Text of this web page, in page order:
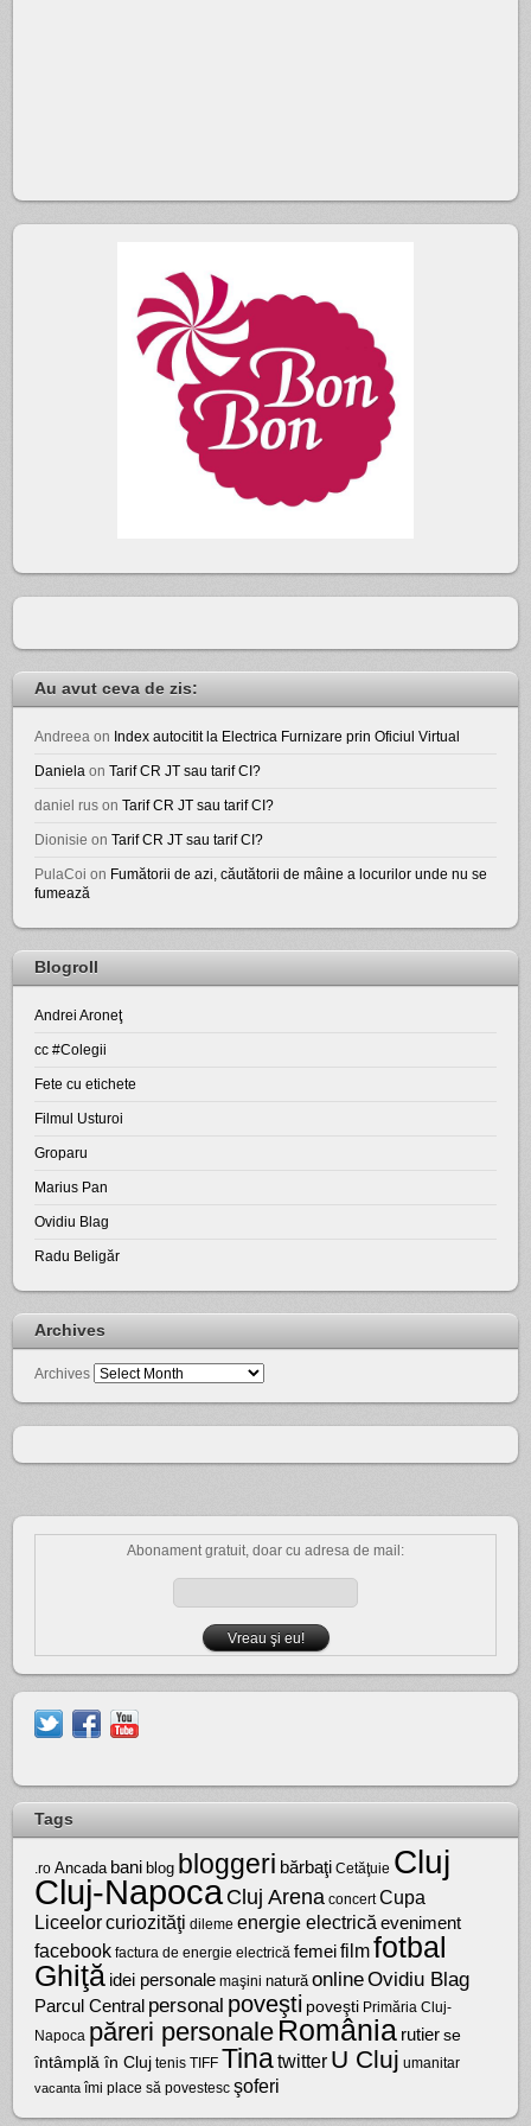
Au avut ceva de zis:
Andreea on Index autocitit la Electrica Furnizare prin Oficiul Virtual
Daniela onTarif CR JT sau tarif CI?
daniel rus onTarif CR JT sau tarif CI?
Dionisie onTarif CR JT sau tarif CI?
PulaCoi on Fumătorii de azi, căutătorii de mâine a locurilor unde nu se
fumează
Blogroll
Andrei Aroneţ
cc #Colegii
Fete cu etichete
Filmul Usturoi
Groparu
Marius Pan
Ovidiu Blag
Radu Beligăr
Archives
Archives
Abonament gratuit, doar cu adresa de mail:
Tags
.ro Ancada bani blog bloggeri bărbaţi Cetăţuie Cluj
Cluj-NapocaCluj Arena concert Cupa
Liceelorcuriozităţi dileme energie electrică eveniment
facebook factura de energie electrică femei filmfotbal
Ghiţă idei personale maşini natură onlineOvidiu Blag
Parcul Central personal poveşti poveşti Primăria Cluj-
Napoca păreri personale România rutier se
întâmplă în Cluj tenis TIFF Tinatwitter U Cluj umanitar
vacanta îmi place să povestesc şoferi